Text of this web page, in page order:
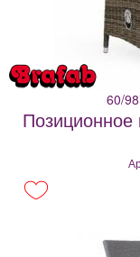
60/
Позиционное